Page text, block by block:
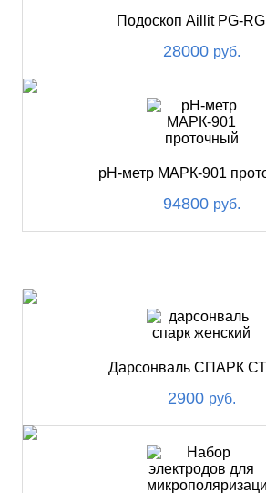
Подоскоп Aillit PG-
28000 руб.
pH-метр МАРК-901
94800 руб.
Дарсонваль СПАРК
2900 руб.